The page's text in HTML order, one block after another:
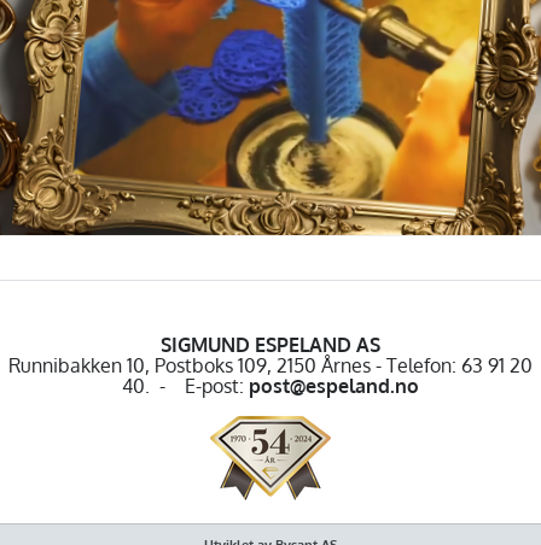
SIGMUND ESPELAND AS
Runnibakken 10, Postboks 109, 2150 Årnes - Telefon: 63 91 20
40. - E-post: post@espeland.no